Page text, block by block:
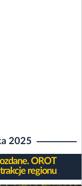
2025
OROT
regionu